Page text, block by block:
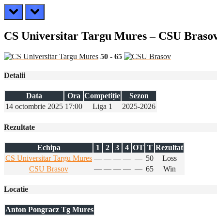
prev next
CS Universitar Targu Mures – CSU
50 - 65
Detalii
Data Ora Competiție
Sezon
14 octombrie 2025 17:00 Liga 1 2025-2026
Rezultate
Echipa 1 2 3 4 OT T Rezultat
CS Universitar Targu Mures — — — — — 50
Loss
CSU Brasov
— — — — — 65 Win
Locatie
Anton Pongracz Tg Mures